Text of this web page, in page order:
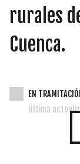
rurales
Cuenca.
EN
Última